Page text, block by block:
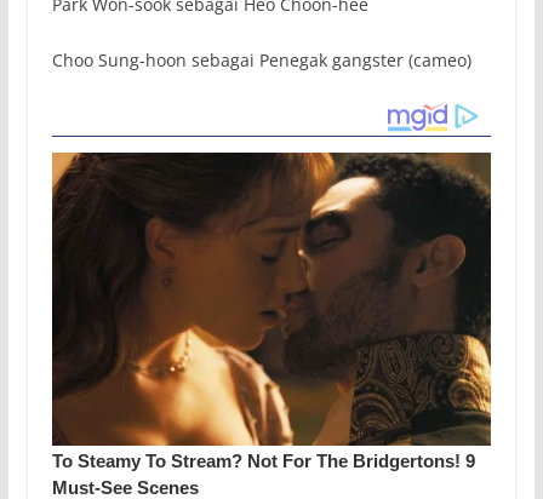
Choo Sung-hoon sebagai Penegak gangster (cameo)